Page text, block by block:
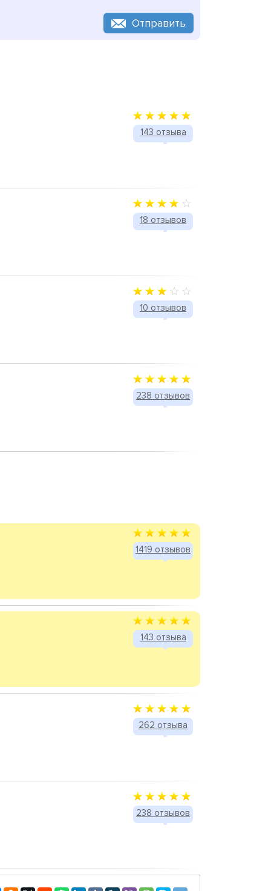
Отправить
143 отзыва
18 отзывов
10 отзывов
238 отзывов
1419 отзывов
143 отзыва
262 отзыва
238 отзывов